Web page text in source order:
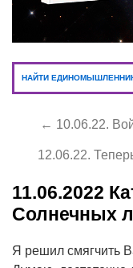
НАЙТИ
← 10.06.22.
12.06.22.
11.06.2022
Солнечных
Я решил смягчить